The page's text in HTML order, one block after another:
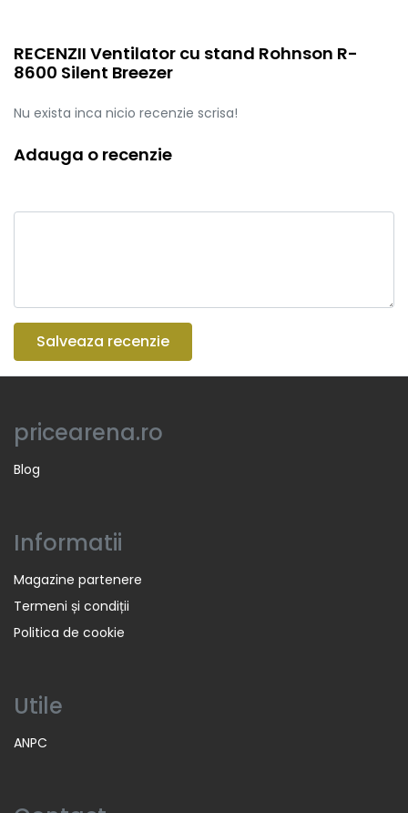
RECENZII Ventilator cu stand Rohnson R-
8600 Silent Breezer
Nu exista inca nicio recenzie scrisa!
Adauga o recenzie
Salveaza recenzie
pricearena.ro
Blog
Informatii
Magazine partenere
Termeni și condiții
Politica de cookie
Utile
ANPC